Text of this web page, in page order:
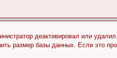
деактивировал или
размер базы данных. Если это